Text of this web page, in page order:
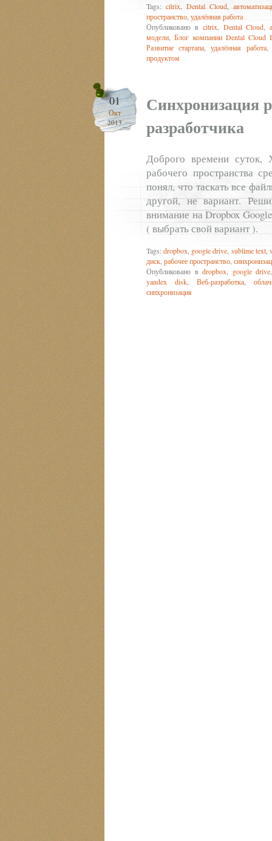
Tags: citrix, Dental Cloud,
пространство удалённая работа
Опубликовано в citrix Dental Cloud ,
модели ,Блог компании Dental Cloud
Развитие стартапа ,удалённая работа
продуктом
01
Окт
2013
Синхронизация
разработчика
Доброго времени суток,
рабочего пространства
понял, что таскать все
другой, не вариант.
внимание на Dropbox
( выбрать свой вариант ).
Tags:dropbox google drive sublime text,
диск рабочее пространство
Опубликовано в dropbox google drive
yandex disk
Веб-разработка
синхронизация